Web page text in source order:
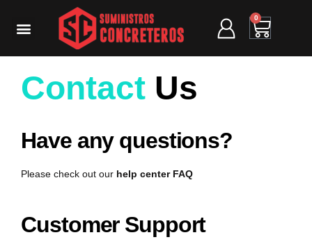
0
Contact Us
Have any questions?
Please check out our help center FAQ
Customer Support